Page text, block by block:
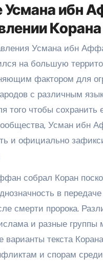
Усмана ибн
Корана
Усмана ибн
на большую
фактором для
с различным
того чтобы сохранить
Усман ибн
и официально
собрал Коран
в
смерти пророка.
и разные группы
варианты текста
и спорам среди